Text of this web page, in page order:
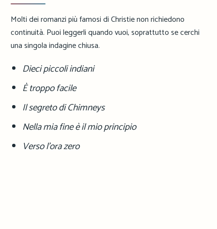
Molti dei romanzi più famosi di Christie non richiedono
continuità. Puoi leggerli quando vuoi, soprattutto se cerchi
una singola indagine chiusa.
Dieci piccoli indiani
È troppo facile
Il segreto di Chimneys
Nella mia fine è il mio principio
Verso l’ora zero